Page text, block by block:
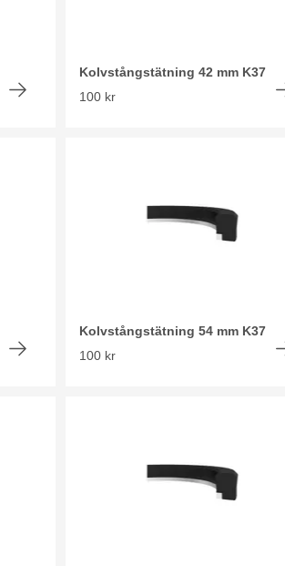
Kolvstångstätning 42 mm K37
100 kr
Kolvstångstätning 54 mm K37
100 kr